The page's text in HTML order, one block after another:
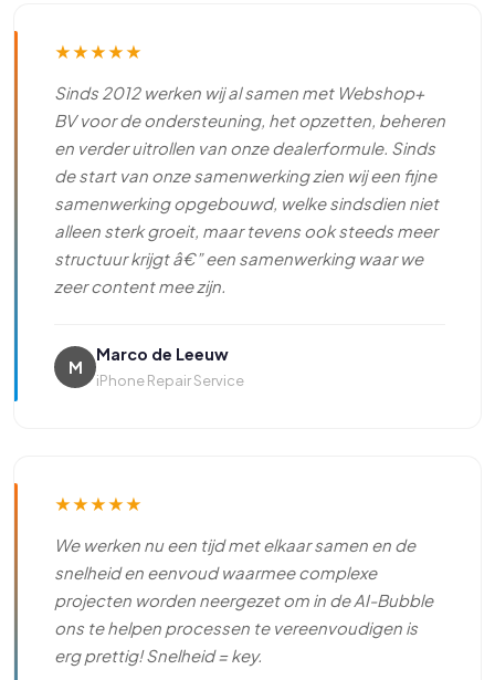
★★★★★
Sinds 2012 werken wij al samen met Webshop+
BV voor de ondersteuning, het opzetten, beheren
en verder uitrollen van onze dealerformule. Sinds
de start van onze samenwerking zien wij een fijne
samenwerking opgebouwd, welke sindsdien niet
alleen sterk groeit, maar tevens ook steeds meer
structuur krijgt â€” een samenwerking waar we
zeer content mee zijn.
M
Marco de Leeuw
iPhone Repair Service
★★★★★
We werken nu een tijd met elkaar samen en de
snelheid en eenvoud waarmee complexe
projecten worden neergezet om in de AI-Bubble
ons te helpen processen te vereenvoudigen is
erg prettig! Snelheid = key.